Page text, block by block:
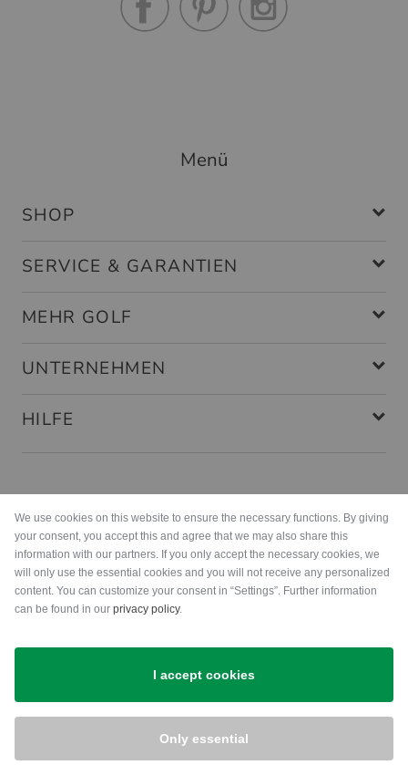
Menü
SHOP
SERVICE & GARANTIEN
MEHR GOLF
UNTERNEHMEN
HILFE
Versand
We use cookies on this website to ensure the necessary functions. By giving
your consent, you accept this and agree that we may also share this
information with our partners. If you only accept the necessary cookies, we
will only use the essential cookies and you will not receive any personalized
content. You can customize your consent in “Settings”. Further information
can be found in our privacy policy.
I accept cookies
Only essential